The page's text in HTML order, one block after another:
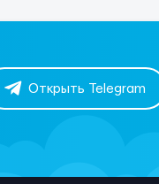
Открыть Telegram